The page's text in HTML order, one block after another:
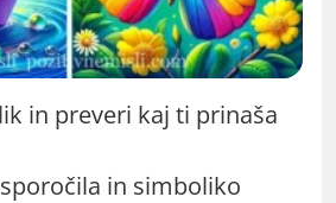
in preveri kaj ti prinaša
in simboliko